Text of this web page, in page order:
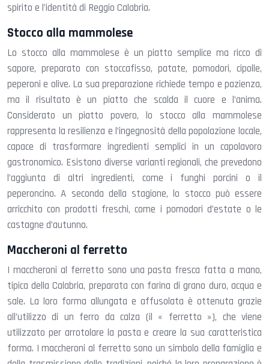
spirito e l’identità di Reggio Calabria.
Stocco alla mammolese
Lo stocco alla mammolese è un piatto semplice ma ricco di
sapore, preparato con stoccafisso, patate, pomodori, cipolle,
peperoni e olive. La sua preparazione richiede tempo e pazienza,
ma il risultato è un piatto che scalda il cuore e l’anima.
Considerato un piatto povero, lo stocco alla mammolese
rappresenta la resilienza e l’ingegnosità della popolazione locale,
capace di trasformare ingredienti semplici in un capolavoro
gastronomico. Esistono diverse varianti regionali, che prevedono
l’aggiunta di altri ingredienti, come i funghi porcini o il
peperoncino. A seconda della stagione, lo stocco può essere
arricchito con prodotti freschi, come i pomodori d’estate o le
castagne d’autunno.
Maccheroni al ferretto
I maccheroni al ferretto sono una pasta fresca fatta a mano,
tipica della Calabria, preparata con farina di grano duro, acqua e
sale. La loro forma allungata e affusolata è ottenuta grazie
all’utilizzo di un ferro da calza (il « ferretto »), che viene
utilizzato per arrotolare la pasta e creare la sua caratteristica
forma. I maccheroni al ferretto sono un simbolo della famiglia e